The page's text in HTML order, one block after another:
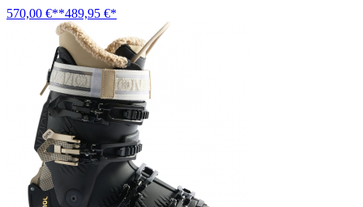
570,00 €**489,95 €*